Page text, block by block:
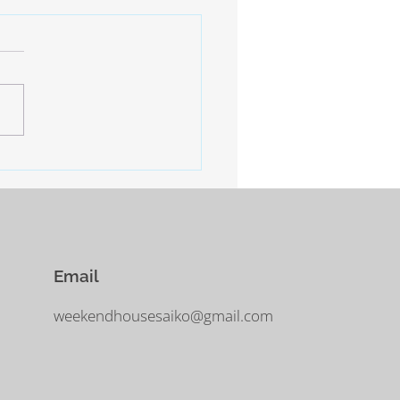
始の慌ただしいスケジュー
ほどまで下がるだそう。
Email
weekendhousesaiko@gmail.com